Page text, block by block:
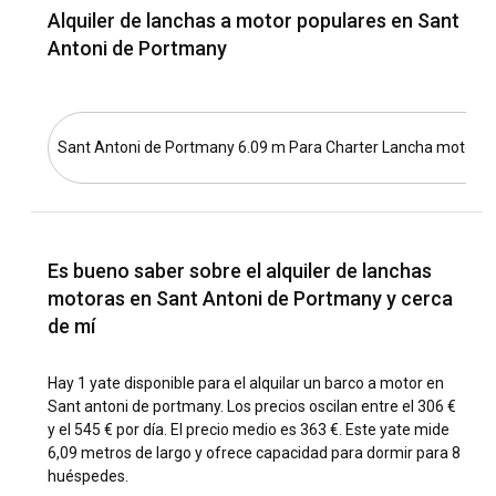
¿Cuáles son los destinos y rutas populares para
alquilar un barco a motor en Sant Antoni de
Portmany?
pintorescas. Navega hacia Cala Salada para descubrir una
playa de arena rodeada de colinas cubiertas de bosques, o
navega hacia la mágica isla de Es Vedrà, conocida por su
oportunidad perfecta de disfrutar del impresionante juego
¿Cuál es la mejor época para alquilar un barco a
motor en Sant Antoni de Portmany?
el año, de mayo a octubre es el momento ideal para alquilar
un barco a motor. Durante estos meses, el clima es cálido, la
lluvia es mínima y el mar está en calma, condiciones ideales
para una navegación suave.
Alquiler de lanchas a motor populares en Sant
Antoni de Portmany
Sant Antoni de Portmany 6.09 m Para Charter Lancha motora
Es bueno saber sobre el alquiler de lanchas
motoras en Sant Antoni de Portmany y cerca
de mí
Hay 1 yate disponible para el alquilar un barco a motor en
Sant antoni de portmany. Los precios oscilan entre el 306 €
y el 545 € por día. El precio medio es 363 €. Este yate mide
6,09 metros de largo y ofrece capacidad para dormir para 8
huéspedes.